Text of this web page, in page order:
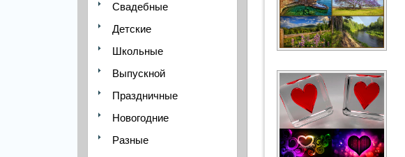
Свадебные
Детские
Школьные
Выпускной
Праздничные
Новогодние
Разные